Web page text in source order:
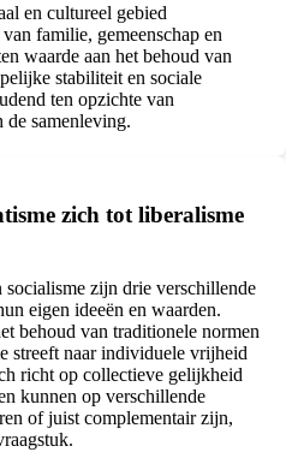
en cultureel gebied
familie, gemeenschap en
waarde aan het behoud van
stabiliteit en sociale
ten opzichte van
de samenleving.
zich tot liberalisme
socialisme zijn drie verschillende
eigen ideeën en waarden.
behoud van traditionele normen
streeft naar individuele vrijheid
richt op collectieve gelijkheid
kunnen op verschillende
of juist complementair zijn,